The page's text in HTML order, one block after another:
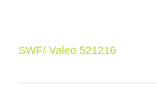
SWF/ Valeo 521216